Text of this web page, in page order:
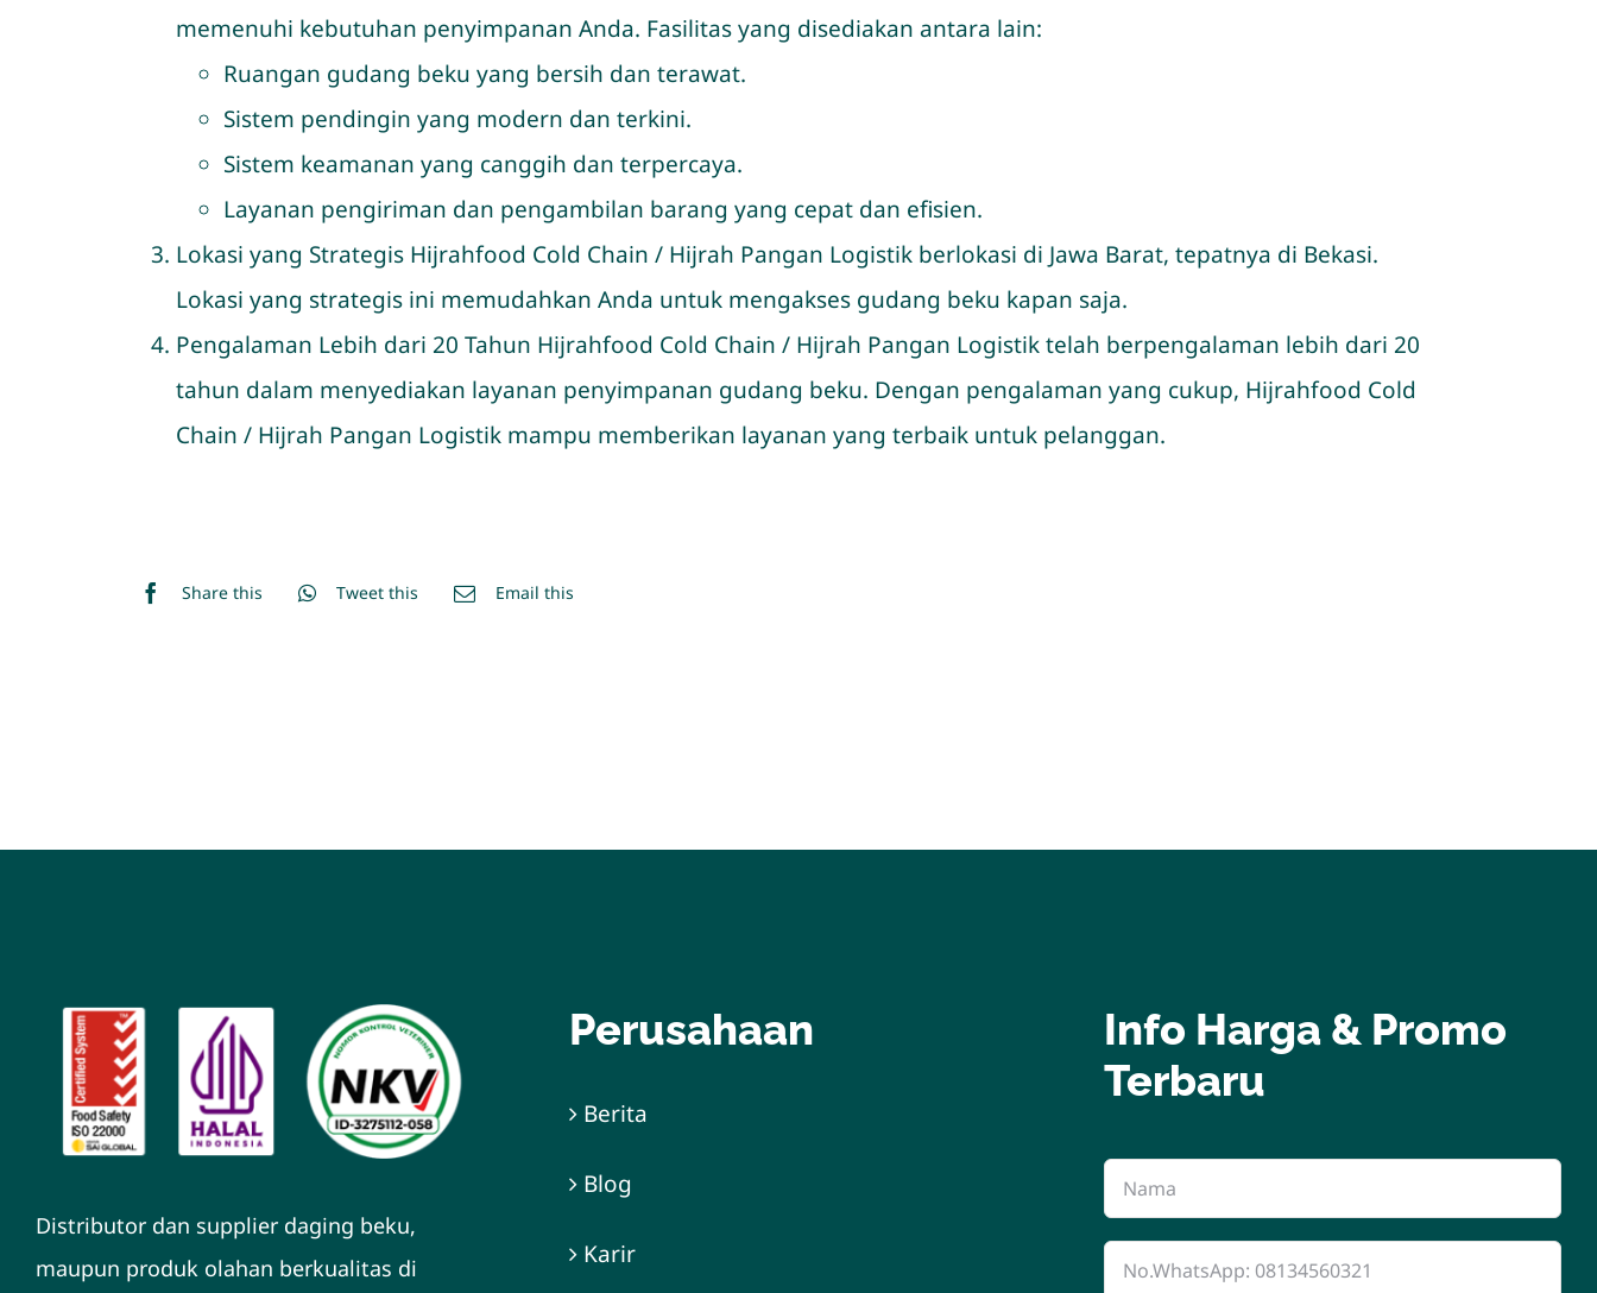
memenuhi kebutuhan penyimpanan Anda. Fasilitas yang disediakan antara lain:
Ruangan gudang beku yang bersih dan terawat.
Sistem pendingin yang modern dan terkini.
Sistem keamanan yang canggih dan terpercaya.
Layanan pengiriman dan pengambilan barang yang cepat dan efisien.
Lokasi yang Strategis Hijrahfood Cold Chain / Hijrah Pangan Logistik berlokasi di Jawa Barat, tepatnya di Bekasi.
Lokasi yang strategis ini memudahkan Anda untuk mengakses gudang beku kapan saja.
Pengalaman Lebih dari 20 Tahun Hijrahfood Cold Chain / Hijrah Pangan Logistik telah berpengalaman lebih dari 20
tahun dalam menyediakan layanan penyimpanan gudang beku. Dengan pengalaman yang cukup, Hijrahfood Cold
Chain / Hijrah Pangan Logistik mampu memberikan layanan yang terbaik untuk pelanggan.
Share this Tweet this Email this
Distributor dan supplier daging beku,
maupun produk olahan berkualitas di
Perusahaan
Berita
Blog
Karir
Info Harga & Promo
Terbaru